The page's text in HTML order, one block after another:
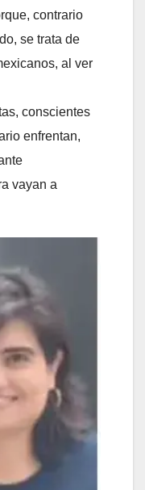
contrario
se trata de
al ver
conscientes
enfrentan,
vayan a